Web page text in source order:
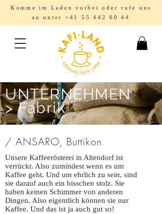
Komme im Laden vorbei oder rufe uns
an unter +41 55 442 60 44
UNTERNEHMEN
> Fabrik
/ ANSARO, Buttikon
Unsere Kaffeerösterei in Altendorf ist
verrückt. Also zumindest wenn es um
Kaffee geht. Und um ehrlich zu sein, sind
sie darauf auch ein bisschen stolz. Sie
haben keinen Schimmer von anderen
Dingen. Also eigentlich können sie nur
Kaffee. Und das ist ja auch gut so!